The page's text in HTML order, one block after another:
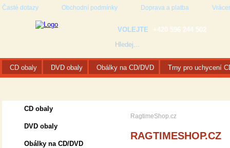
Časté dotazy Obchodní podmínky Doprava a platba
VOLEJTE +420 596 244 502
CD obaly DVD obaly Obálky na CD/DVD Trny pro uchycení
CD obaly
DVD obaly
Obálky na CD/DVD
RagtimeShop.cz
RAGTIMESHOP.CZ